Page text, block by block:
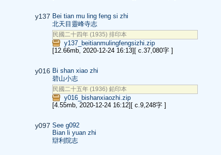
y137 Bei tian mu ling feng si zhi
北天目靈峰寺志
民國二十四年 (1935) 排印本
y137_beitianmulingfengsizhi.zip
[12.66mb, 2020-12-24 16:13] [ c.37,080字 ]
y016 Bi shan xiao zhi
碧山小志
民國二十五年 (1936) 鉛印本
y016_bishanxiaozhi.zip
[4.55mb, 2020-12-24 16:12] [ c.9,248字 ]
y097 See g092
Bian li yuan zhi
辯利院志